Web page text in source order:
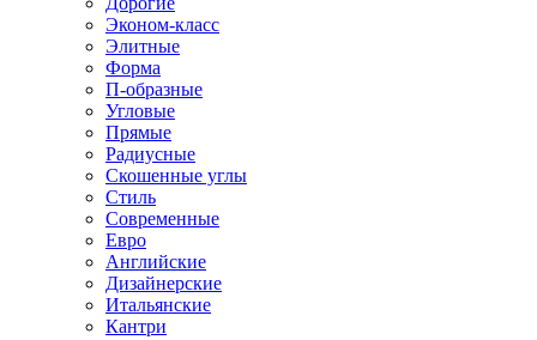
Эконом-класс
Элитные
Форма
П-образные
Угловые
Прямые
Радиусные
Скошенные углы
Стиль
Современные
Евро
Английские
Дизайнерские
Итальянские
Кантри